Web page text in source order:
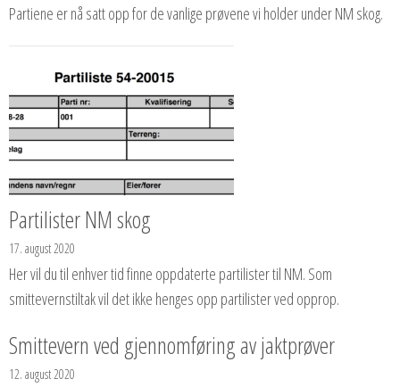
Partiene er nå satt opp for de vanlige prøvene vi holder under NM skog.
Partilister NM skog
17. august 2020
Her vil du til enhver tid finne oppdaterte partilister til NM. Som
smittevernstiltak vil det ikke henges opp partilister ved opprop.
Smittevern ved gjennomføring av jaktprøver
12. august 2020